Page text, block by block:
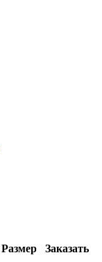
Размер
Заказать